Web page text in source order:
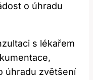
o úhradu
s lékařem
úhradu zvětšení